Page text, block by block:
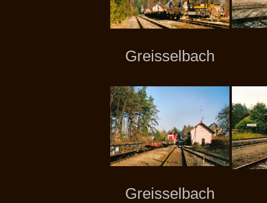
Greisselbach
Greisselbach